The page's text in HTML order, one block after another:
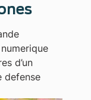
d’un
defense